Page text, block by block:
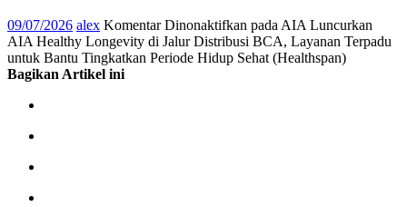
09/07/2026 alex Komentar Dinonaktifkan pada AIA Luncurkan
AIA Healthy Longevity di Jalur Distribusi BCA, Layanan Terpadu
untuk Bantu Tingkatkan Periode Hidup Sehat (Healthspan)
Bagikan Artikel ini